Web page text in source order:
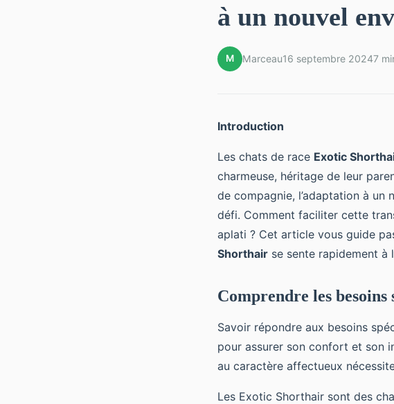
à un nouvel
M Marceau16 septembre 20247
Introduction
Les chats de race Exotic
charmeuse, héritage de leur
de compagnie, l’adaptation à
défi. Comment faciliter cette
aplati ? Cet article vous guide
Shorthair se sente rapidement à
Comprendre les
Savoir répondre aux besoins
pour assurer son confort et son
au caractère affectueux
Les Exotic Shorthair sont des